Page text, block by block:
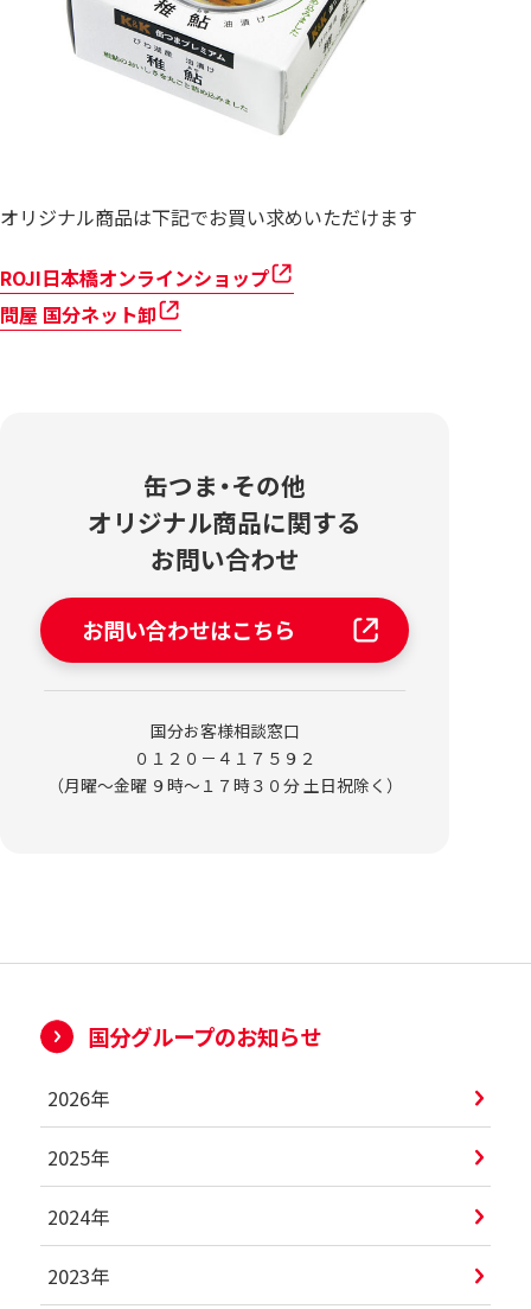
オリジナル商品は下記でお買い求めいただけます
ROJI日本橋オンラインショップ
問屋 国分ネット卸
缶つま・その他
オリジナル商品に関する
お問い合わせ
お問い合わせはこちら
国分お客様相談窓口
０１２０－４１７５９２
（月曜～金曜 ９時～１７時３０分 土日祝除く）
国分グループのお知らせ
2026年
2025年
2024年
2023年